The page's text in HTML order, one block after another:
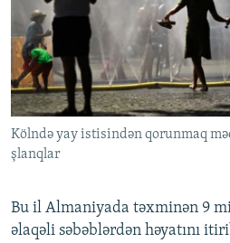
Kölndə yay istisindən qorunmaq
şlanqlar
Bu il Almaniyada təxminən 9
əlaqəli səbəblərdən həyatını